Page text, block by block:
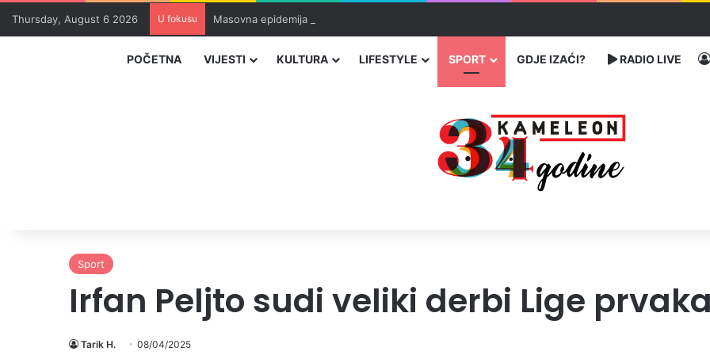
Thursday, August 6 2026 U fokusu Masovna epidemija parazita u SAD-u: Više od 25.000 zaraženih
POČETNA VIJESTI KULTURA LIFESTYLE SPORT GDJE IZAĆI? RADIO LIVE
Sport
Irfan Peljto sudi veliki derbi Lige prvaka
Tarik H. 08/04/2025